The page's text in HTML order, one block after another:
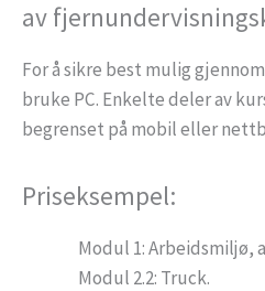
av
For å sikre best mulig
bruke PC. Enkelte deler av
begrenset på mobil eller
Priseksempel:
Modul 1: Arbeidsmiljø,
Modul 2.2: Truck.